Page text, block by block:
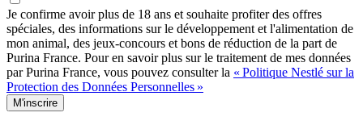
Je confirme avoir plus de 18 ans et souhaite profiter des offres
spéciales, des informations sur le développement et l'alimentation de
mon animal, des jeux-concours et bons de réduction de la part de
Purina France. Pour en savoir plus sur le traitement de mes données
par Purina France, vous pouvez consulter la « Politique Nestlé sur la
Protection des Données Personnelles »
M'inscrire